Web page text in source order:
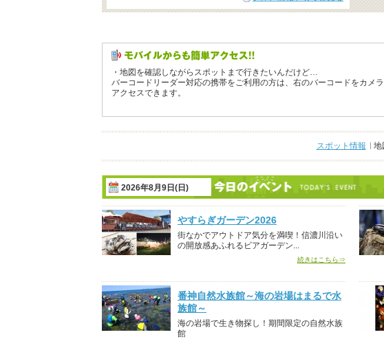
・地図を確認しながらスポットまで行きたいんだけど…
バーコードリーダー対応の携帯をご利用の方は、右のバーコードをカメ
アクセスできます。
スポット情報 地
2026年8月9日(日)
やすらぎガーデン2026
街なかでアウトドア気分を満喫！信濃川沿い
の開放感あふれるビアガーデン...
続きはこちら⇒
番神自然水族館～海の岩場はまるで水
族館～
海の岩場で生き物探し！期間限定の自然水族
館